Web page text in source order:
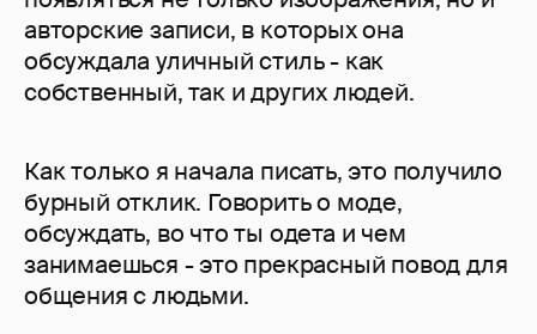
авторские записи, в которых она
обсуждала уличный стиль - как
собственный, так и других людей.
Как только я начала писать, это получило
бурный отклик. Говорить о моде,
обсуждать, во что ты одета и чем
занимаешься - это прекрасный повод для
общения с людьми.